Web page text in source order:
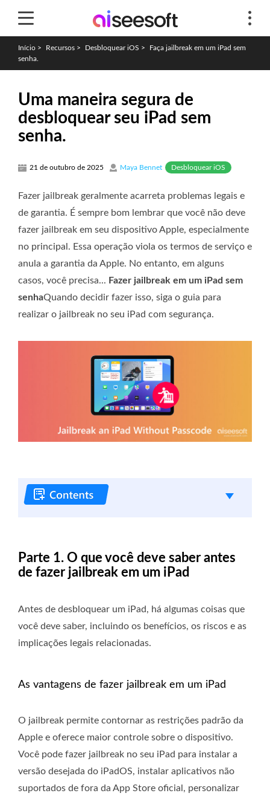
Início > Recursos > Desbloquear iOS >
Faça jailbreak em um iPad sem
senha.
Uma maneira segura de
desbloquear seu iPad sem
senha.
21 de outubro de 2025 Maya Bennet Desbloquear iOS
Fazer jailbreak geralmente acarreta problemas legais e
de garantia. É sempre bom lembrar que você não deve
fazer jailbreak em seu dispositivo Apple, especialmente
no principal. Essa operação viola os termos de serviço e
anula a garantia da Apple. No entanto, em alguns
casos, você precisa... Fazer jailbreak em um iPad sem
senhaQuando decidir fazer isso, siga o guia para
realizar o jailbreak no seu iPad com segurança.
Parte 1. O que você deve saber antes
de fazer jailbreak em um iPad
Antes de desbloquear um iPad, há algumas coisas que
você deve saber, incluindo os benefícios, os riscos e as
implicações legais relacionadas.
As vantagens de fazer jailbreak em um iPad
O jailbreak permite contornar as restrições padrão da
Apple e oferece maior controle sobre o dispositivo.
Você pode fazer jailbreak no seu iPad para instalar a
versão desejada do iPadOS, instalar aplicativos não
suportados de fora da App Store oficial, personalizar